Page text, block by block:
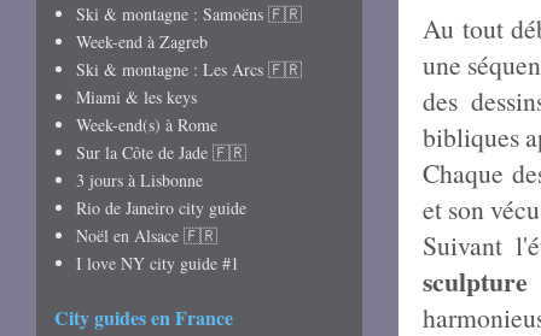
Au tout
une
des
bibliques
Chaque
et son
Suivant
sculpture
Ski & montagne : Samoëns 🇫🇷
Week-end à Zagreb
Ski & montagne : Les Arcs 🇫🇷
Miami & les keys
Week-end(s) à Rome
Sur la Côte de Jade 🇫🇷
3 jours à Lisbonne
Rio de Janeiro city guide
Noël en Alsace 🇫🇷
I love NY city guide #1
City guides en France